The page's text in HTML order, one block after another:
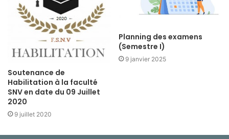
Soutenance de
Habilitation à la faculté
SNV en date du 09 Juillet
2020
9 juillet 2020
Planning des examens
(Semestre I)
9 janvier 2025